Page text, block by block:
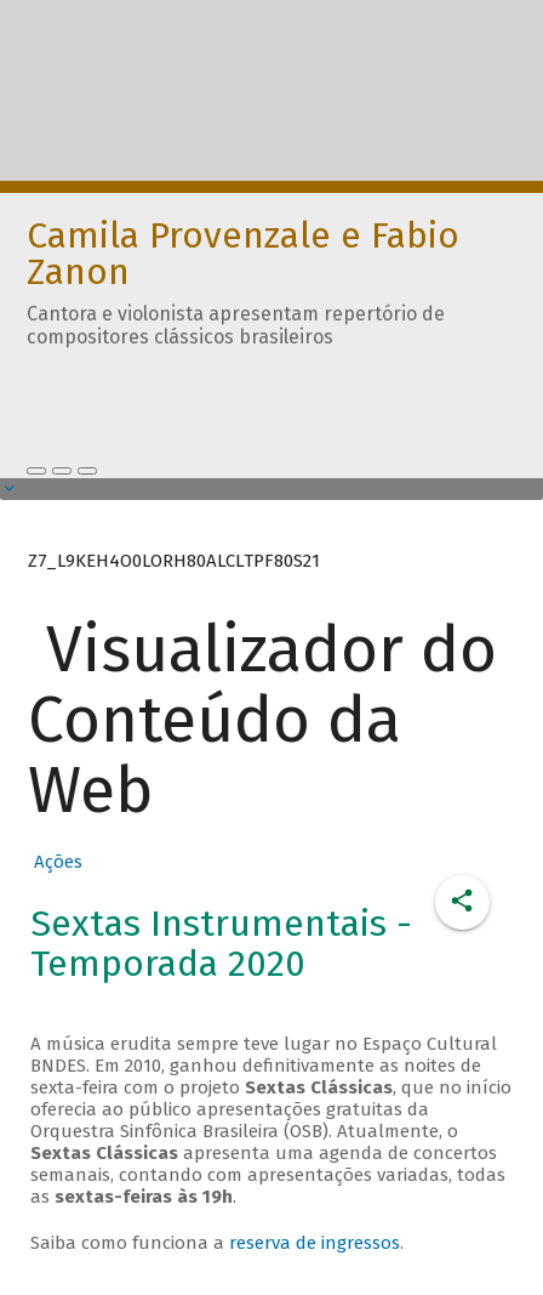
Camila Provenzale e Fabio
Zanon
Cantora e violonista apresentam repertório de
compositores clássicos brasileiros
Z7_L9KEH4O0LORH80ALCLTPF80S21
Visualizador do
Conteúdo da
Web
Ações
Sextas Instrumentais -
Temporada 2020
A música erudita sempre teve lugar no Espaço Cultural
BNDES. Em 2010, ganhou definitivamente as noites de
sexta-feira com o projeto Sextas Clássicas, que no início
oferecia ao público apresentações gratuitas da
Orquestra Sinfônica Brasileira (OSB). Atualmente, o
Sextas Clássicasapresenta uma agenda de concertos
semanais, contando com apresentações variadas, todas
as sextas-feiras às 19h.
Saiba como funciona a reserva de ingressos.